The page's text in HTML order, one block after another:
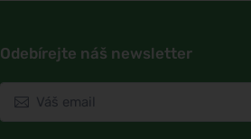
Odebírejte náš newsletter